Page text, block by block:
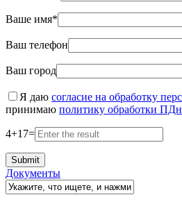
Ваше имя*
Ваш телефон
Ваш город
Я даю согласие на обработку
принимаю политику обработки
4+17=
Документы